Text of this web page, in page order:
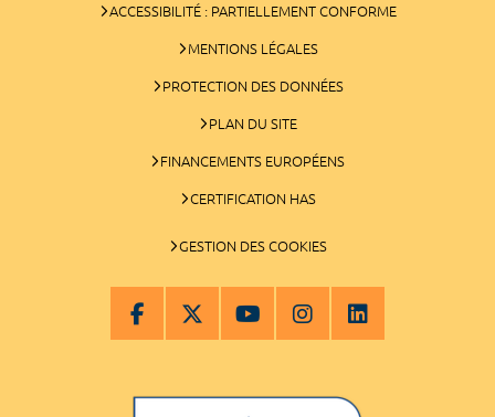
ACCESSIBILITÉ : PARTIELLEMENT CONFORME
MENTIONS LÉGALES
PROTECTION DES DONNÉES
PLAN DU SITE
FINANCEMENTS EUROPÉENS
CERTIFICATION HAS
GESTION DES COOKIES